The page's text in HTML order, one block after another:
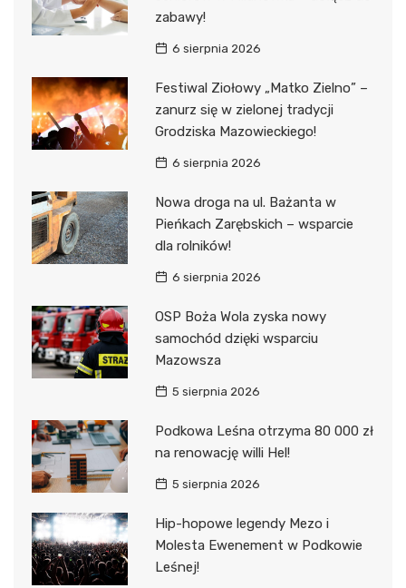
zabawy!
6 sierpnia 2026
Festiwal Ziołowy „Matko Zielno” –
zanurz się w zielonej tradycji
Grodziska Mazowieckiego!
6 sierpnia 2026
Nowa droga na ul. Bażanta w
Pieńkach Zarębskich – wsparcie
dla rolników!
6 sierpnia 2026
OSP Boża Wola zyska nowy
samochód dzięki wsparciu
Mazowsza
5 sierpnia 2026
Podkowa Leśna otrzyma 80 000 zł
na renowację willi Hel!
5 sierpnia 2026
Hip-hopowe legendy Mezo i
Molesta Ewenement w Podkowie
Leśnej!